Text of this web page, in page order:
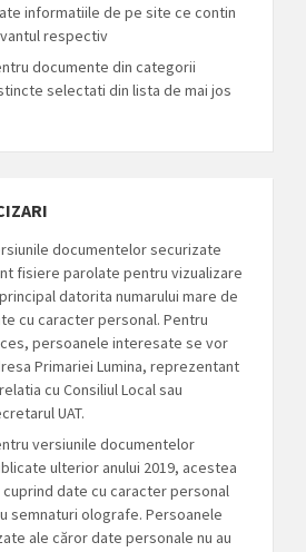
informatiile de pe site ce contin
respectiv
documente din categorii
selectati din lista de mai jos
documentelor securizate
fisiere parolate pentru vizualizare
datorita numarului mare de
cu caracter personal. Pentru
persoanele interesate se vor
Primariei Lumina, reprezentant
cu Consiliul Local sau
UAT.
versiunile documentelor
ulterior anului 2019, acestea
cuprind date cu caracter personal
semnaturi olografe. Persoanele
ale căror date personale nu au